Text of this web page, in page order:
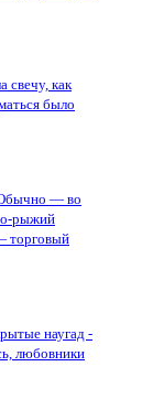
свечу, как
было
Обычно — во
рыжий
торговый
наугад -
любовники